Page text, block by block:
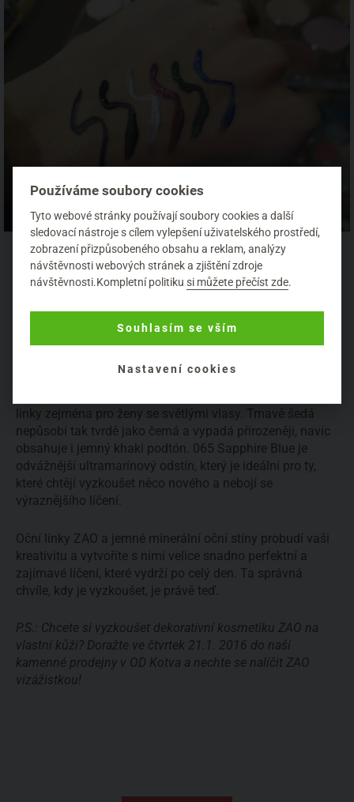
060 Black je klasická černá, která prohloubí váš pohled a
snadno s ní vytvoříte jak tenkou nenápadnou linku, tak oči
ve stylu šedesátých let. 061 Dark Brown je přirozenější
variantou a díky svému neutrálnímu tmavě hnědému
odstínu sluší všem. 062 Silver je zářivý stříbřitý odstín,
který najde využití nejen v plesové sezóně. Vypadá krásně
zejména v zimní období. 063 Plum ocení především
majitelky zelených a hnědých očí, protože švěstkový
linky zejména pro ženy se světlými vlasy. Tmavě šedá
nepůsobí tak tvrdě jako černá a vypadá přirozeněji, navíc
obsahuje i jemný khaki podtón. 065 Sapphire Blue je
odvážnější ultramarínový odstín, který je ideální pro ty,
které chtějí vyzkoušet něco nového a nebojí se
výraznějšího líčení.
Oční linky ZAO a jemné minerální oční stíny probudí vaši
kreativitu a vytvoříte s nimi velice snadno perfektní a
zajímavé líčení, které vydrží po celý den. Ta správná
chvíle, kdy je vyzkoušet, je právě teď.
P.S.: Chcete si vyzkoušet dekorativní kosmetiku ZAO na
vlastní kůži? Doražte ve čtvrtek 21.1. 2016 do naší
kamenné prodejny v OD Kotva a nechte se nalíčit ZAO
vizážistkou!
Používáme soubory cookies
Tyto webové stránky používají soubory cookies a další
sledovací nástroje s cílem vylepšení uživatelského prostředí,
zobrazení přizpůsobeného obsahu a reklam, analýzy
návštěvnosti webových stránek a zjištění zdroje
návštěvnosti.Kompletní politikusi můžete přečíst zde.
Souhlasím se vším
Nastavení cookies